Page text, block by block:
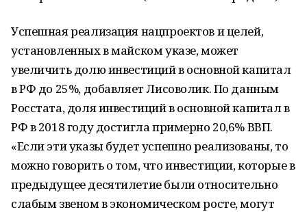
Успешная реализация нацпроектов и целей,
установленных в майском указе, может
увеличить долю инвестиций в основной капитал
в РФ до 25%, добавляет Лисоволик. По данным
Росстата, доля инвестиций в основной капитал в
РФ в 2018 году достигла примерно 20,6% ВВП.
«Если эти указы будет успешно реализованы, то
можно говорить о том, что инвестиции, которые в
предыдущее десятилетие были относительно
слабым звеном в экономическом росте, могут